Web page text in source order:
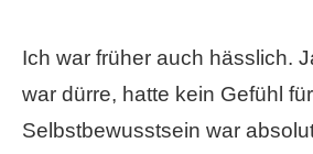
Ich war früher auch hässlich.
war dürre, hatte kein Gefühl
Selbstbewusstsein war